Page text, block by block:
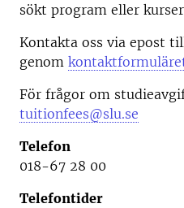
sökt program eller kurser
Kontakta oss via epost
genom
För frågor om
tuitionfees@slu.se
Telefon
018-67 28 00
Telefontider